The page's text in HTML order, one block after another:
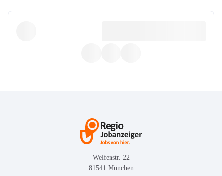
Welfenstr. 22
81541 München